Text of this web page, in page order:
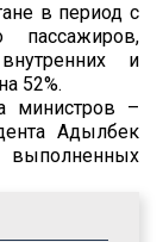
в период с
и
52%.
министров –
Адылбек